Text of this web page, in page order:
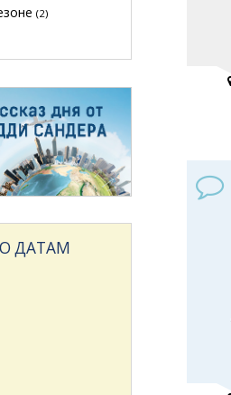
(2)
ДАТАМ